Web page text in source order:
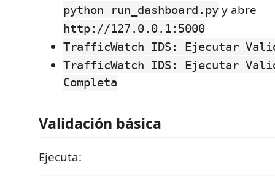
python run_dashboard.py y abre
http://127.0.0.1:5000
TrafficWatch IDS: Ejecutar
TrafficWatch IDS: Ejecutar
Completa
Validación básica
Ejecuta: